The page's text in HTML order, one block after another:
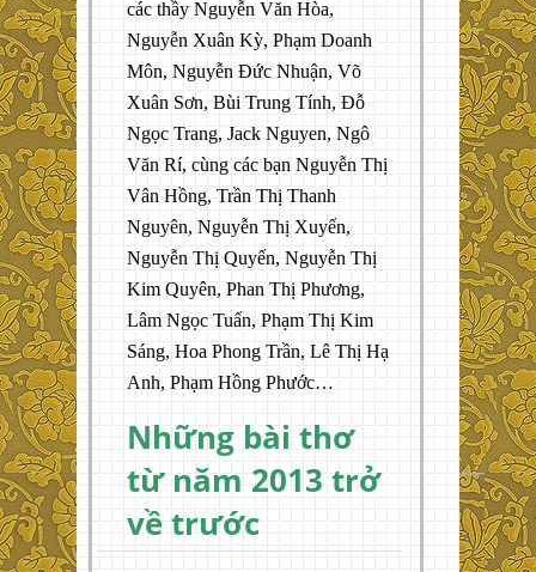
các thầy Nguyễn Văn Hòa,
Nguyễn Xuân Kỳ, Phạm Doanh
Môn, Nguyễn Đức Nhuận, Võ
Xuân Sơn, Bùi Trung Tính, Đỗ
Ngọc Trang, Jack Nguyen, Ngô
Văn Rí, cùng các bạn Nguyễn Thị
Vân Hồng, Trần Thị Thanh
Nguyên, Nguyễn Thị Xuyến,
Nguyễn Thị Quyến, Nguyễn Thị
Kim Quyên, Phan Thị Phương,
Lâm Ngọc Tuấn, Phạm Thị Kim
Sáng, Hoa Phong Trần, Lê Thị Hạ
Anh, Phạm Hồng Phước…
Những bài thơ
từ năm 2013 trở
về trước